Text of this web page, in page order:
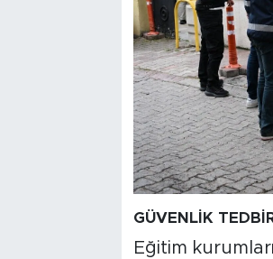
GÜVENLİK
Eğitim